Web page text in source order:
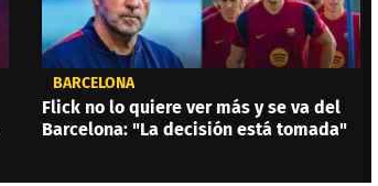
BARCELONA
Flick no lo quiere ver más y se va del
Barcelona: "La decisión está tomada"